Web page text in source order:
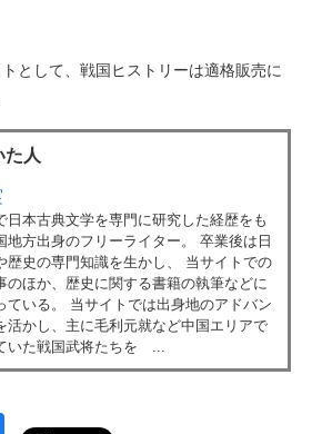
として、戦国ヒストリーは適格販売に
人
日本古典文学を専門に研究した経歴をも
地方出身のフリーライター。 卒業後は日
歴史の専門知識を生かし、 当サイトでの
のほか、歴史に関する書籍の執筆などに
ている。 当サイトでは出身地のアドバン
活かし、主に毛利元就など中国エリアで
いた戦国武将たちを ...